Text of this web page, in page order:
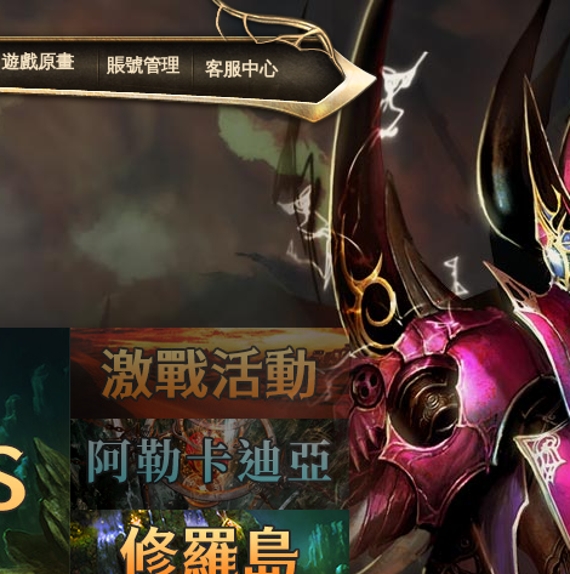
遊戲原畫 賬號管理 客服中心
遊戲規章